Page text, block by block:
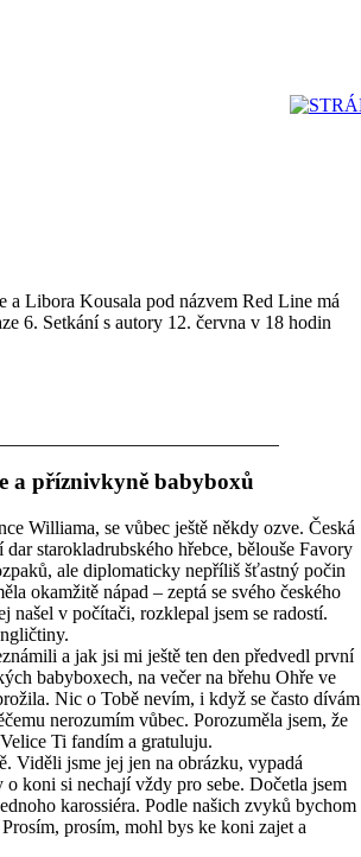
Libora Kousala pod názvem Red Line má
6. Setkání s autory 12. června v 18 hodin
a příznivkyně babyboxů
Williama, se vůbec ještě někdy ozve. Česká
starokladrubského hřebce, bělouše Favory
ale diplomaticky nepříliš šťastný počin
okamžitě nápad – zeptá se svého českého
v počítači, rozklepal jsem se radostí.
a jak jsi mi ještě ten den předvedl první
babyboxech, na večer na břehu Ohře ve
Nic o Tobě nevím, i když se často dívám
nerozumím vůbec. Porozuměla jsem, že
Ti fandím a gratuluju.
Viděli jsme jej jen na obrázku, vypadá
koni si nechají vždy pro sebe. Dočetla jsem
karossiéra. Podle našich zvyků bychom
prosím, mohl bys ke koni zajet a